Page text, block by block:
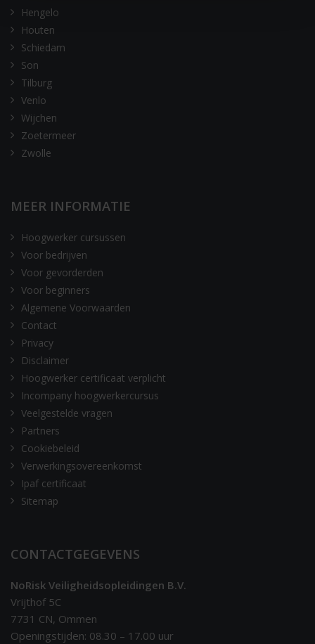
Hengelo
Houten
Schiedam
Son
Tilburg
Venlo
Wijchen
Zoetermeer
Zwolle
MEER INFORMATIE
Hoogwerker cursussen
Voor bedrijven
Voor gevorderden
Voor beginners
Algemene Voorwaarden
Contact
Privacy
Disclaimer
Hoogwerker certificaat verplicht
Incompany hoogwerkercursus
Veelgestelde vragen
Partners
Cookiebeleid
Verwerkingsovereenkomst
Ipaf certificaat
Sitemap
CONTACTGEGEVENS
NoRisk Veiligheidsopleidingen B.V.
Vrijthof 5C
7731 CN, Ommen
Openingstijden: 08.30 – 17.00 uur